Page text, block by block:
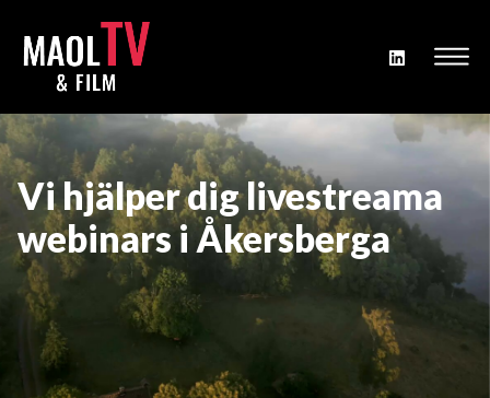
Vi hjälper dig livestreama
webinars i Åkersberga